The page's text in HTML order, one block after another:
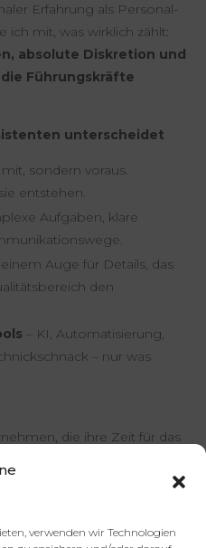
verwenden wir Technologien
Erfahrung als Personal-
ich mit, was wirklich zählt:
absolute Diskretion und
Führungskräfte
unterscheidet
mit, sondern voraus.
entstehen.
Aufgaben, klare
einem Auge für Details, das
den
– KI, Automatisierung,
– nur was
die ihre Zeit für das
Stelle.
aus – für internationale